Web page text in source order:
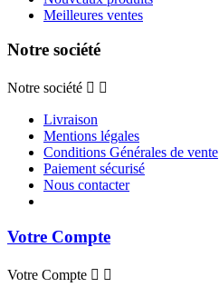
Meilleures ventes
Notre société
Notre société  
Livraison
Mentions légales
Conditions Générales de vente
Paiement sécurisé
Nous contacter
Votre Compte
Votre Compte  